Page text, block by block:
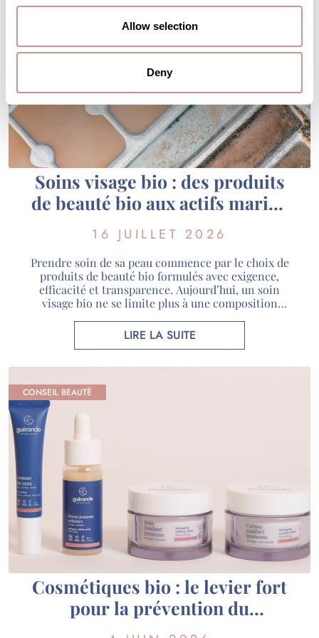
Allow selection
Deny
Soins visage bio : des produits
de beauté bio aux actifs marins
de Guérande
16 JUILLET 2026
Prendre soin de sa peau commence par le choix de
produits de beauté bio formulés avec exigence,
efficacité et transparence. Aujourd’hui, un soin
visage bio ne se limite plus à une composition
sélectionnés, des certifications reconnues et une
véritable expertise scientifique. Chez Guérande
LIRE LA SUITE
CONSEIL BEAUTÉ
Cosmétiques bio : le levier fort
pour la prévention du
vieillissement cutané ?